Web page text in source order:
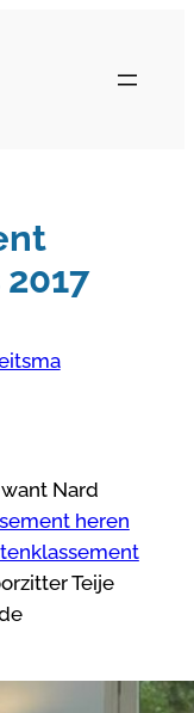
Nard
heren
Teije